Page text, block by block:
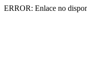
ERROR: Enlace no